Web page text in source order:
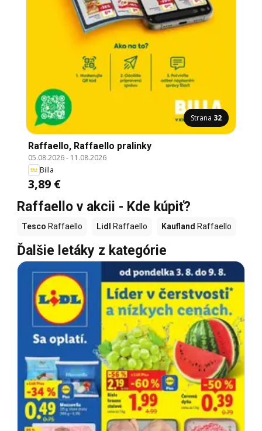
Strana 32
Raffaello, Raffaello pralinky
05.08.2026- 11.08.2026
Billa
3,89 €
Raffaello v akcii - Kde kúpiť?
Tesco Raffaello Lidl Raffaello Kaufland Raffaello
Ďalšie letáky z kategórie